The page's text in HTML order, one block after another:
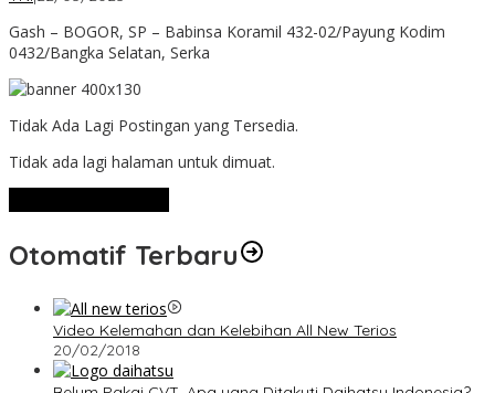
Gash – BOGOR, SP – Babinsa Koramil 432-02/Payung Kodim
0432/Bangka Selatan, Serka
Tidak Ada Lagi Postingan yang Tersedia.
Tidak ada lagi halaman untuk dimuat.
Otomatif Terbaru
Video Kelemahan dan Kelebihan All New Terios
20/02/2018